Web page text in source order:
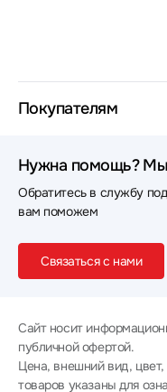
Покупателям
Нужна помощь? Мы
Обратитесь в службу
вам поможем
Связаться с нами
Сайт носит
публичной офертой.
Цена, внешний вид, цвет,
товаров указаны для